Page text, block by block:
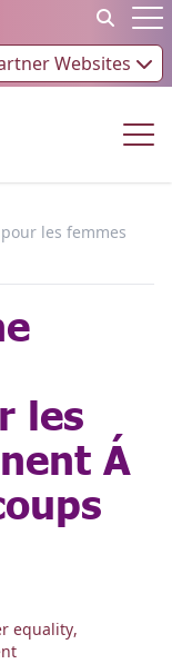
Websites
les femmes
les
Á
equality,